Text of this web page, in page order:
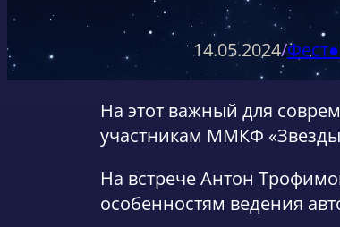
14.05.2024/
На этот важный для
участникам ММКФ
На встрече Антон
особенностям ведения